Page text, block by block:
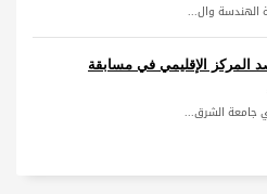
الهندسة وال...
المركز الإقليمي في مسابقة
جامعة الشرق...